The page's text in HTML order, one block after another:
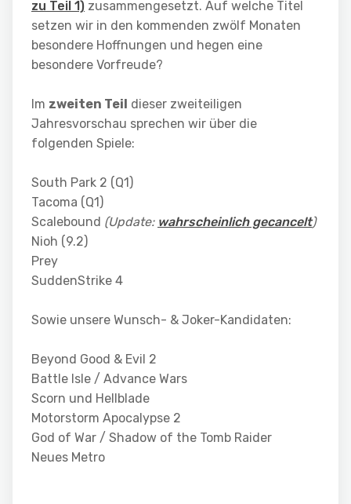
zu Teil 1) zusammengesetzt. Auf welche Titel
setzen wir in den kommenden zwölf Monaten
besondere Hoffnungen und hegen eine
besondere Vorfreude?
Im zweiten Teil dieser zweiteiligen
Jahresvorschau sprechen wir über die
folgenden Spiele:
South Park 2 (Q1)
Tacoma (Q1)
Scalebound (Update: wahrscheinlich gecancelt)
Nioh (9.2)
Prey
SuddenStrike 4
Sowie unsere Wunsch- & Joker-Kandidaten:
Beyond Good & Evil 2
Battle Isle / Advance Wars
Scorn und Hellblade
Motorstorm Apocalypse 2
God of War / Shadow of the Tomb Raider
Neues Metro